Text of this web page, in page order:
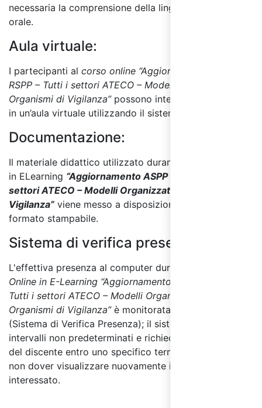
necessaria la comprensione della lingua sia scritta che
orale.
Aula virtuale:
I partecipanti al corso online “Aggiornamento ASPP e
RSPP – Tutti i settori ATECO – Modelli Organizzativi e
Organismi di Vigilanza” possono interagire tra di loro
in un’aula virtuale utilizzando il sistema di chat online.
Documentazione:
Il materiale didattico utilizzato durante il corso online
in ELearning “Aggiornamento ASPP e RSPP – Tutti i
settori ATECO – Modelli Organizzativi e Organismi di
Vigilanza” viene messo a disposizione anche in
formato stampabile.
Sistema di verifica presenza:
L'effettiva presenza al computer durante il
Online in E-Learning “Aggiornamento ASPP e RSPP –
Tutti i settori ATECO – Modelli Organizzativi e
Organismi di Vigilanza” è monitorata tramite S.V.P.
(Sistema di Verifica Presenza); il sistema si attiva a
intervalli non predeterminati e richiede un feedback
del discente entro uno specifico termine di tempo per
non dover visualizzare nuovamente il Modulo
interessato.